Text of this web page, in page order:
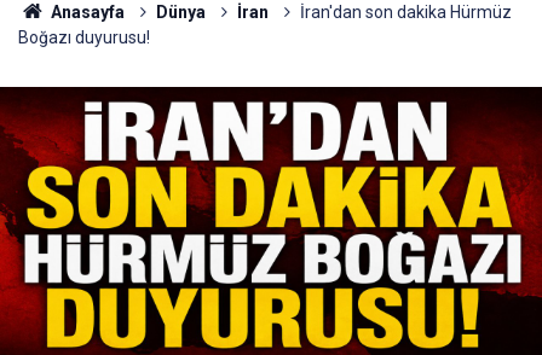
Anasayfa Dünya İran
İran'dan son dakika Hürmüz
Boğazı duyurusu!